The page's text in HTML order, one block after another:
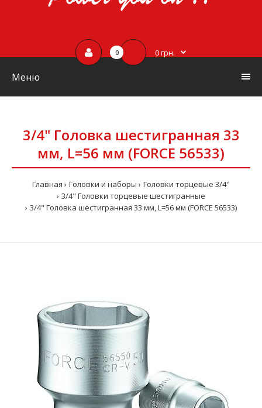
0 0 грн.
Меню
3/4" Головка шестигранная 33
мм, L=56 мм (FORCE 56533)
Главная Головки и наборы
Головки торцевые 3/4"
3/4" Головки торцевые шестигранные
3/4" Головка шестигранная 33 мм, L=56 мм (FORCE 56533)